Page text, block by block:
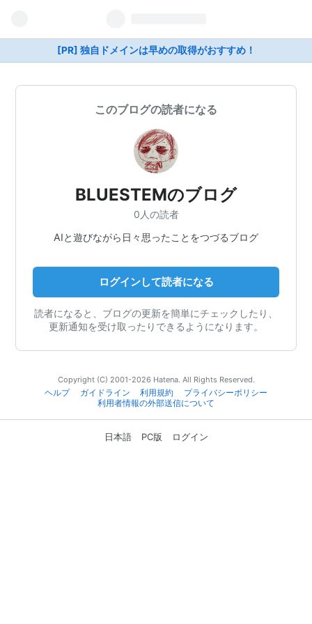
[PR] 独自ドメインは早めの取得がおすすめ！
このブログの読者になる
BLUESTEMのブログ
0人の読者
AIと遊びながら日々思ったことをつづるブログ
ログインして読者になる
読者になると、ブログの更新を簡単にチェックしたり、
更新通知を受け取ったりできるようになります。
Copyright (C) 2001-2026 Hatena. All Rights Reserved.
ヘルプ
ガイドライン 利用規約
プライバシーポリシー
利用者情報の外部送信について
日本語 PC版 ログイン